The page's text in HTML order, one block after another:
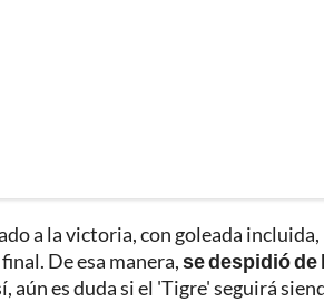
a la victoria, con goleada incluida,
De esa manera,se despidió de
aún es duda si el 'Tigre' seguirá